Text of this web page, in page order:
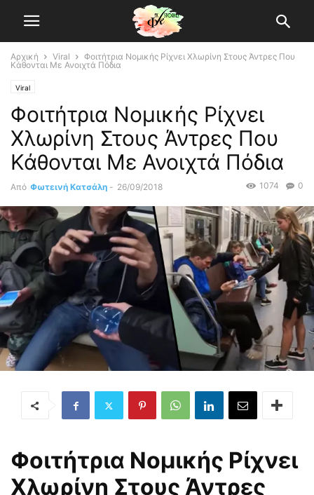
Αρχική Viral
Φοιτήτρια Νομικής Ρίχνει Χλωρίνη Στους Άντρες Που
Κάθονται Με Ανοιχτά Πόδια
Viral
Φοιτήτρια Νομικής Ρίχνει
Χλωρίνη Στους Άντρες Που
Κάθονται Με Ανοιχτά Πόδια
Από Φωτεινή Κατσάλη - 26/09/2018 0
1074
Φοιτήτρια Νομικής Ρίχνει
Χλωρίνη Στους Άντρες